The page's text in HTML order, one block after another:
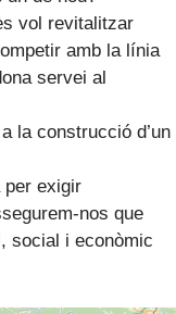
vol revitalitzar
amb la línia
servei al
la construcció d’un
per exigir
nos que
social i econòmic